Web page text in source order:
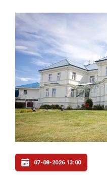
07-08-2026 13:00